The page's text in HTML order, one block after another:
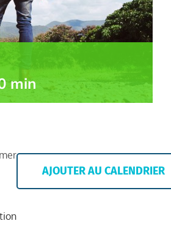
min
AJOUTER AU CALENDRIER